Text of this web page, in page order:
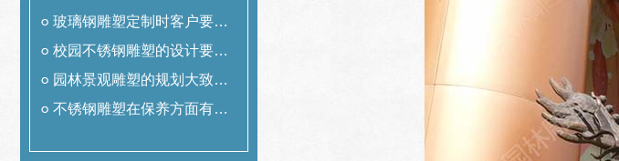
化中的作用
玻璃钢雕塑定制时客户要提
前准备什么工作
校园不锈钢雕塑的设计要遵
从哪些理念
园林景观雕塑的规划大致可
以分为哪几类
不锈钢雕塑在保养方面有哪